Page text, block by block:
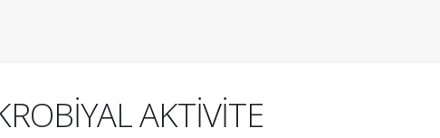
AKTİVİTE